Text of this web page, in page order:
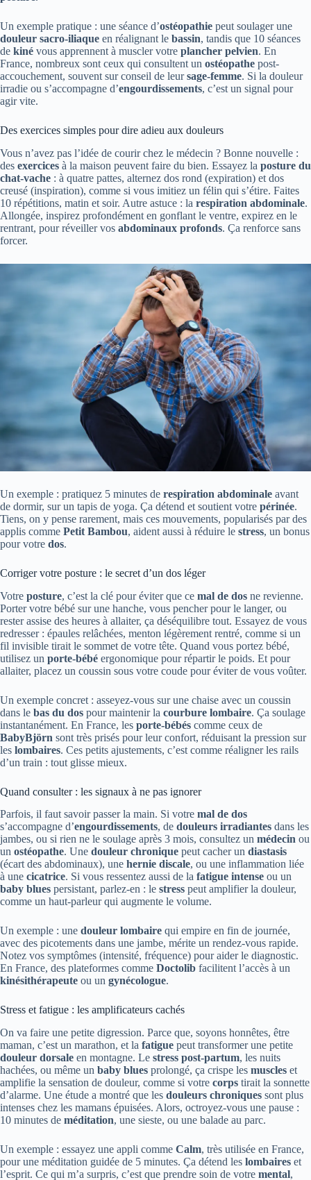
Un exemple pratique : une séance d’ostéopathie peut soulager une
douleur sacro-iliaque en réalignant le bassin, tandis que 10 séances
de kiné vous apprennent à muscler votre plancher pelvien. En
France, nombreux sont ceux qui consultent un ostéopathe post-
accouchement, souvent sur conseil de leursage-femme. Si la douleur
irradie ou s’accompagne d’engourdissements, c’est un signal pour
agir vite.
Des exercices simples pour dire adieu aux douleurs
Vous n’avez pas l’idée de courir chez le médecin ? Bonne nouvelle :
des exercices à la maison peuvent faire du bien. Essayez la posture du
chat-vache : à quatre pattes, alternez dos rond (expiration) et dos
creusé (inspiration), comme si vous imitiez un félin qui s’étire. Faites
10 répétitions, matin et soir. Autre astuce : la respiration abdominale.
Allongée, inspirez profondément en gonflant le ventre, expirez en le
rentrant, pour réveiller vos abdominaux profonds. Ça renforce sans
forcer.
Un exemple : pratiquez 5 minutes de respiration abdominale avant
de dormir, sur un tapis de yoga. Ça détend et soutient votre périnée.
Tiens, on y pense rarement, mais ces mouvements, popularisés par des
applis comme Petit Bambou, aident aussi à réduire le stress, un bonus
pour votre dos.
Corriger votre posture : le secret d’un dos léger
Votre posture, c’est la clé pour éviter que ce mal de dos ne revienne.
Porter votre bébé sur une hanche, vous pencher pour le langer, ou
rester assise des heures à allaiter, ça déséquilibre tout. Essayez de vous
redresser : épaules relâchées, menton légèrement rentré, comme si un
fil invisible tirait le sommet de votre tête. Quand vous portez bébé,
utilisez un porte-bébé ergonomique pour répartir le poids. Et pour
allaiter, placez un coussin sous votre coude pour éviter de vous voûter.
Un exemple concret : asseyez-vous sur une chaise avec un coussin
dans le bas du dos pour maintenir la courbure lombaire. Ça soulage
instantanément. En France, les porte-bébés comme ceux de
BabyBjörn sont très prisés pour leur confort, réduisant la pression sur
les lombaires. Ces petits ajustements, c’est comme réaligner les rails
d’un train : tout glisse mieux.
Quand consulter : les signaux à ne pas ignorer
Parfois, il faut savoir passer la main. Si votre mal de dos
s’accompagne d’engourdissements, de douleurs irradiantes dans les
jambes, ou si rien ne le soulage après 3 mois, consultez un médecin ou
un ostéopathe. Une douleur chronique peut cacher un diastasis
(écart des abdominaux), une hernie discale, ou une inflammation liée
à une cicatrice. Si vous ressentez aussi de la fatigue intense ou un
baby blues persistant, parlez-en : le stress peut amplifier la douleur,
comme un haut-parleur qui augmente le volume.
Un exemple : une douleur lombaire qui empire en fin de journée,
avec des picotements dans une jambe, mérite un rendez-vous rapide.
Notez vos symptômes (intensité, fréquence) pour aider le diagnostic.
En France, des plateformes comme Doctolib facilitent l’accès à un
kinésithérapeute ou un gynécologue.
Stress et fatigue : les amplificateurs cachés
On va faire une petite digression. Parce que, soyons honnêtes, être
maman, c’est un marathon, et la fatigue peut transformer une petite
douleur dorsale en montagne. Le stress post-partum, les nuits
hachées, ou même un baby blues prolongé, ça crispe les muscles et
amplifie la sensation de douleur, comme si votre corps tirait la sonnette
d’alarme. Une étude a montré que les douleurs chroniques sont plus
intenses chez les mamans épuisées. Alors, octroyez-vous une pause :
10 minutes de méditation, une sieste, ou une balade au parc.
Un exemple : essayez une appli comme Calm, très utilisée en France,
pour une méditation guidée de 5 minutes. Ça détend les lombaires et
l’esprit. Ce qui m’a surpris, c’est que prendre soin de votre mental,